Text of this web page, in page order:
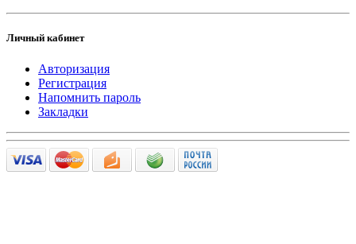
Личный кабинет
Авторизация
Регистрация
Напомнить пароль
Закладки